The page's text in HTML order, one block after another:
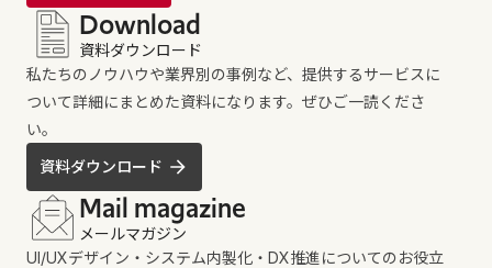
Download
資料ダウンロード
私たちのノウハウや業界別の事例など、提供するサービスに
ついて詳細にまとめた資料になります。ぜひご一読くださ
い。
資料ダウンロード
Mail magazine
メールマガジン
UI/UXデザイン・システム内製化・DX推進についてのお役立